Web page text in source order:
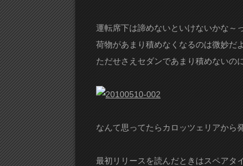
運転席下は諦めないといけないかな～
荷物があまり積めなくなるのは微妙だ
ただせさえセダンであまり積めないのに
なんて思ってたらカロッツェリアから
最初リリースを読んだときはスペアタ